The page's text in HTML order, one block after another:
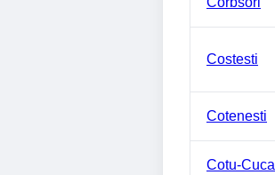
Costesti
Cotenesti
Cotu-Cuca